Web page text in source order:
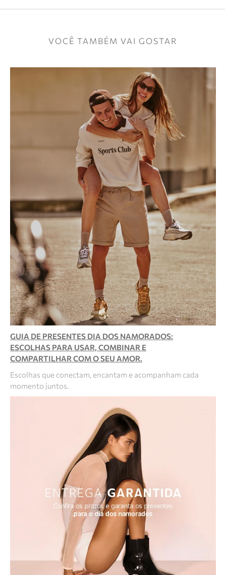
VOCÊ TAMBÉM VAI GOSTAR
GUIA DE PRESENTES DIA DOS NAMORADOS:
ESCOLHAS PARA USAR, COMBINAR E
COMPARTILHAR COM O SEU AMOR.
Escolhas que conectam, encantam e acompanham cada
momento juntos.